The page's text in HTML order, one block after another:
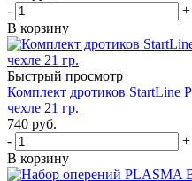
-
+
В корзину
Быстрый просмотр
Комплект дротиков StartLine
чехле 21 гр.
740 руб.
-
+
В корзину